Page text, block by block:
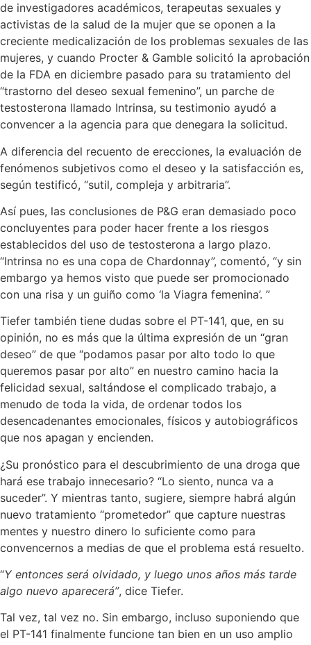
de investigadores académicos, terapeutas sexuales y
activistas de la salud de la mujer que se oponen a la
creciente medicalización de los problemas sexuales de las
mujeres, y cuando Procter & Gamble solicitó la aprobación
de la FDA en diciembre pasado para su tratamiento del
“trastorno del deseo sexual femenino”, un parche de
testosterona llamado Intrinsa, su testimonio ayudó a
convencer a la agencia para que denegara la solicitud.
A diferencia del recuento de erecciones, la evaluación de
fenómenos subjetivos como el deseo y la satisfacción es,
según testificó, “sutil, compleja y arbitraria”.
Así pues, las conclusiones de P&G eran demasiado poco
concluyentes para poder hacer frente a los riesgos
establecidos del uso de testosterona a largo plazo.
“Intrinsa no es una copa de Chardonnay”, comentó, “y sin
embargo ya hemos visto que puede ser promocionado
con una risa y un guiño como ‘la Viagra femenina’. ”
Tiefer también tiene dudas sobre el PT-141, que, en su
opinión, no es más que la última expresión de un “gran
deseo” de que “podamos pasar por alto todo lo que
queremos pasar por alto” en nuestro camino hacia la
felicidad sexual, saltándose el complicado trabajo, a
menudo de toda la vida, de ordenar todos los
desencadenantes emocionales, físicos y autobiográficos
que nos apagan y encienden.
¿Su pronóstico para el descubrimiento de una droga que
hará ese trabajo innecesario? “Lo siento, nunca va a
suceder”. Y mientras tanto, sugiere, siempre habrá algún
nuevo tratamiento “prometedor” que capture nuestras
mentes y nuestro dinero lo suficiente como para
convencernos a medias de que el problema está resuelto.
“Y entonces será olvidado, y luego unos años más tarde
algo nuevo aparecerá”, dice Tiefer.
Tal vez, tal vez no. Sin embargo, incluso suponiendo que
el PT-141 finalmente funcione tan bien en un uso amplio